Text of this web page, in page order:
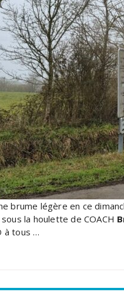
brume légère en ce
la houlette de COACH
à tous …